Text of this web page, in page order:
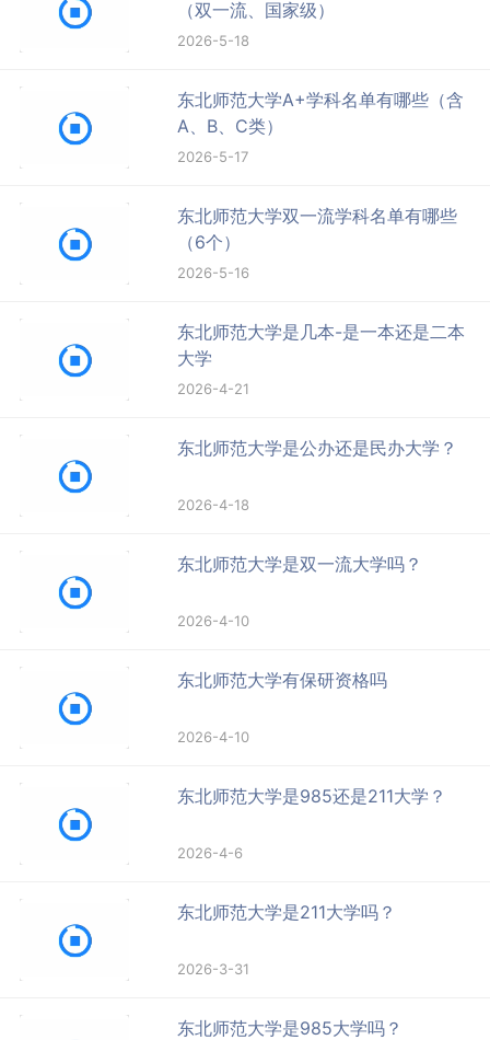
（双一流、国家级）
2026-5-18
东北师范大学A+学科名单有哪些（含
A、B、C类）
2026-5-17
东北师范大学双一流学科名单有哪些
（6个）
2026-5-16
东北师范大学是几本-是一本还是二本
大学
2026-4-21
东北师范大学是公办还是民办大学？
2026-4-18
东北师范大学是双一流大学吗？
2026-4-10
东北师范大学有保研资格吗
2026-4-10
东北师范大学是985还是211大学？
2026-4-6
东北师范大学是211大学吗？
2026-3-31
东北师范大学是985大学吗？